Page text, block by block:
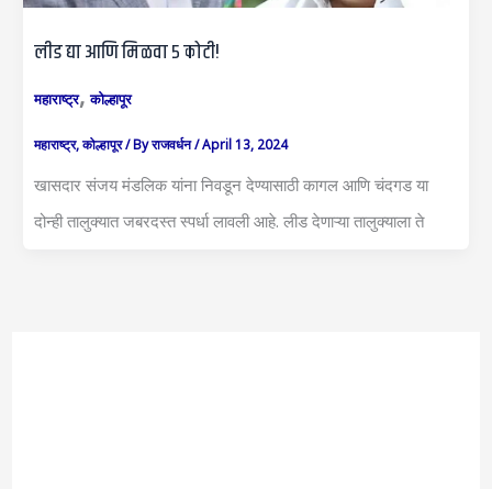
लीड द्या आणि मिळवा ५ कोटी!
महाराष्ट्र,कोल्हापूर
महाराष्ट्र,कोल्हापूर/ Byराजवर्धन/April 13, 2024
खासदार संजय मंडलिक यांना निवडून देण्यासाठी कागल आणि चंदगड या
दोन्ही तालुक्यात जबरदस्त स्पर्धा लावली आहे. लीड देणाऱ्या तालुक्याला ते